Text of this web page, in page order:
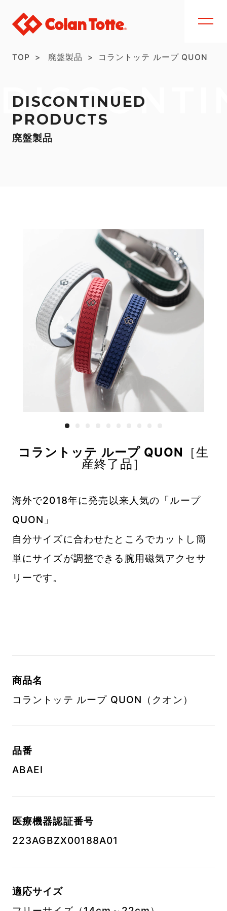
TOP 廃盤製品 コラントッテ ループ QUON
DISCONTINUED
PRODUCTS
廃盤製品
コラントッテ ループ QUON ［生
産終了品］
海外で2018年に発売以来人気の「ループ
QUON」
自分サイズに合わせたところでカットし簡
単にサイズが調整できる腕用磁気アクセサ
リーです。
商品名
コラントッテ ループ QUON（クオン）
品番
ABAEI
医療機器認証番号
223AGBZX00188A01
適応サイズ